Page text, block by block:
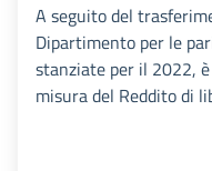
A seguito del
Dipartimento per le
stanziate per il 2022,
misura del Reddito di